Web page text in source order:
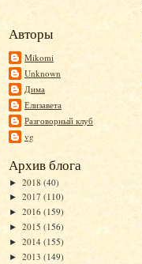
Авторы
Mikomi
Unknown
Дима
Елизавета
Разговорный клуб
vg
Архив блога
► 2018 (40)
► 2017 (110)
► 2016 (159)
► 2015 (156)
► 2014 (155)
► 2013 (149)